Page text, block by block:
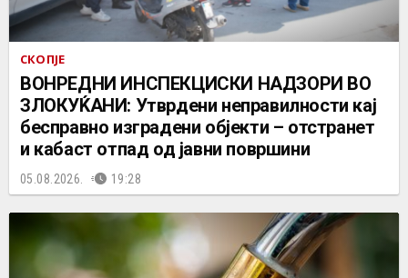
СКОПЈЕ
ВОНРЕДНИ ИНСПЕКЦИСКИ НАДЗОРИ ВО
ЗЛОКУЌАНИ: Утврдени неправилности кај
бесправно изградени објекти – отстранет
и кабаст отпад од јавни површини
05.08.2026. 19:28